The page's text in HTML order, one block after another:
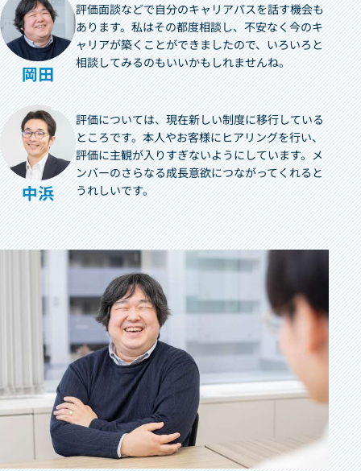
評価面談などで自分のキャリアパスを話す機会も
あります。私はその都度相談し、不安なく今のキ
ャリアが築くことができましたので、いろいろと
相談してみるのもいいかもしれませんね。
評価については、現在新しい制度に移行している
ところです。本人やお客様にヒアリングを行い、
評価に主観が入りすぎないようにしています。メ
ンバーのさらなる成長意欲につながってくれると
うれしいです。